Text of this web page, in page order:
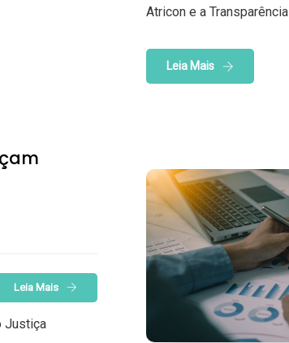
Atricon e a Transparência
Leia Mais
Leia Mais
Justiça